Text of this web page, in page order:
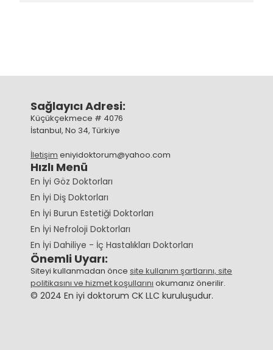
Sağlayıcı Adresi:
Küçükçekmece # 4076
İstanbul, No 34, Türkiye
İletişim eniyidoktorum@yahoo.com
Hızlı Menü
En İyi Göz Doktorları
En İyi Diş Doktorları
En İyi Burun Estetiği Doktorları
En İyi Nefroloji Doktorları
En İyi Dahiliye - İç Hastalıkları Doktorları
Önemli Uyarı:
Siteyi kullanmadan önce site kullanım şartlarını, site
politikasını ve hizmet koşullarını okumanız önerilir.
© 2024 En iyi doktorum CK LLC kuruluşudur.